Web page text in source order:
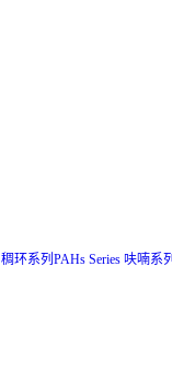
稠环系列PAHs Series 呋喃系